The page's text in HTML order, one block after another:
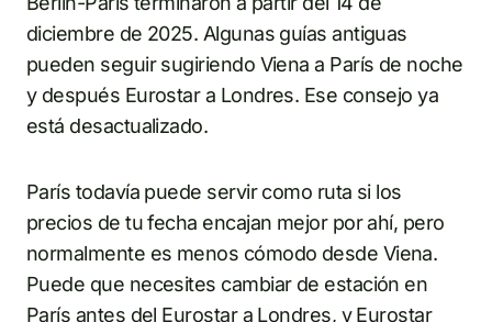
diciembre de 2025. Algunas guías antiguas
pueden seguir sugiriendo Viena a París de noche
y después Eurostar a Londres. Ese consejo ya
está desactualizado.
París todavía puede servir como ruta si los
precios de tu fecha encajan mejor por ahí, pero
normalmente es menos cómodo desde Viena.
Puede que necesites cambiar de estación en
París antes del Eurostar a Londres, y Eurostar